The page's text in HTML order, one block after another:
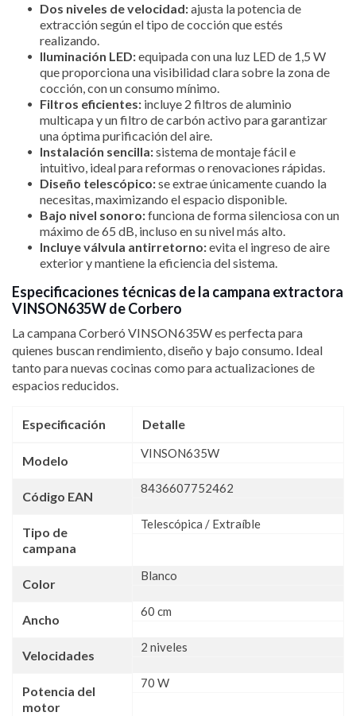
Dos niveles de velocidad:ajusta la potencia de
extracción según el tipo de cocción que estés
realizando.
Iluminación LED:equipada con una luz LED de 1,5 W
que proporciona una visibilidad clara sobre la zona de
cocción, con un consumo mínimo.
Filtros eficientes: incluye 2 filtros de aluminio
multicapa y un filtro de carbón activo para garantizar
una óptima purificación del aire.
Instalación sencilla:sistema de montaje fácil e
intuitivo, ideal para reformas o renovaciones rápidas.
Diseño telescópico:se extrae únicamente cuando la
necesitas, maximizando el espacio disponible.
Bajo nivel sonoro:funciona de forma silenciosa con un
máximo de 65 dB, incluso en su nivel más alto.
Incluye válvula antirretorno:evita el ingreso de aire
exterior y mantiene la eficiencia del sistema.
Especificaciones técnicas de la campana extractora
VINSON635W de Corbero
La campana Corberó VINSON635W es perfecta para
quienes buscan rendimiento, diseño y bajo consumo. Ideal
tanto para nuevas cocinas como para actualizaciones de
espacios reducidos.
Especificación Detalle
Modelo VINSON635W
Código EAN
8436607752462
Tipo de
campana
Telescópica / Extraíble
Color
Blanco
Ancho
60 cm
Velocidades
2 niveles
Potencia del
motor
70 W